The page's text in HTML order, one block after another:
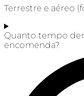
Terrestre e aéreo
Quanto tempo
encomenda?